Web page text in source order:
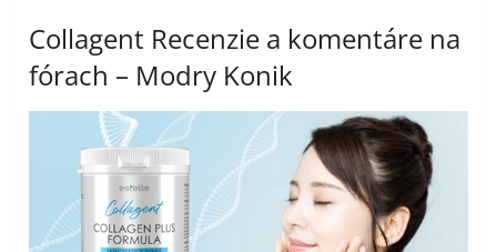
Collagent Recenzie a komentáre na
fórach – Modry Konik